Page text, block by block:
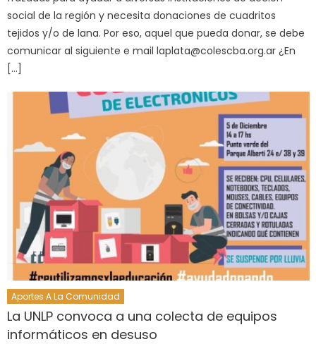
social de la región y necesita donaciones de cuadritos
tejidos y/o de lana. Por eso, aquel que pueda donar, se debe
comunicar al siguiente e maillaplata@colescba.org.ar ¿En
[…]
Aportes A La Comunidad
La UNLP convoca a una colecta de equipos
informáticos en desuso